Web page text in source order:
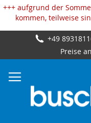
+++ aufgrund der
kommen, teilweise
Preise
+49
Cookie-Einstellungen